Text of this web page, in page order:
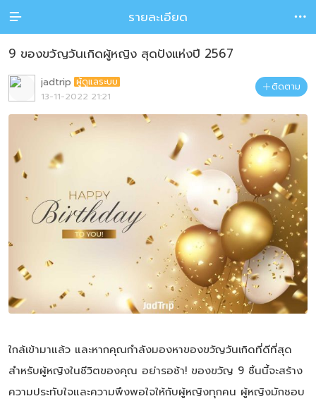
 รายละเอียด 
9 ของขวัญวันเกิดผู้หญิง สุดปังแห่งปี 2567
ติดตาม
jadtrip ผู้ดูแลระบบ
13-11-2022 21:21
ใกล้เข้ามาแล้ว และหากคุณกำลังมองหาของขวัญวันเกิดที่ดีที่สุด
สำหรับผู้หญิงในชีวิตของคุณ อย่ารอช้า! ของขวัญ 9 ชิ้นนี้จะสร้าง
ความประทับใจและความพึงพอใจให้กับผู้หญิงทุกคน ผู้หญิงมักชอบ